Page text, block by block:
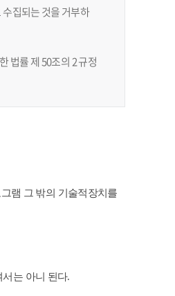
집되는 것을 거부하
법률 제 50조의 2 규정
램 그 밖의 기술적장치를
는 아니 된다.